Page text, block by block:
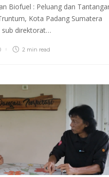
Biofuel : Peluang dan
Kota Padang Sumatera
sub direktorat…
2 min read